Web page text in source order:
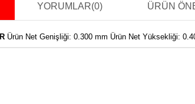
YORUMLAR(0) ÜRÜN
Ürün Net Genişliği: 0.300 mm Ürün Net Yüksekliği: